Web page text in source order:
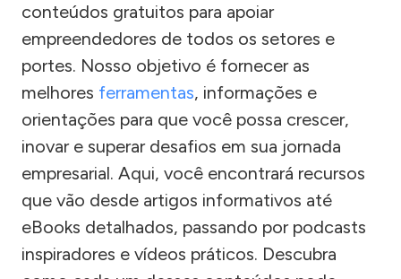
conteúdos gratuitos para apoiar
empreendedores de todos os setores e
portes. Nosso objetivo é fornecer as
melhores ferramentas, informações e
orientações para que você possa crescer,
inovar e superar desafios em sua jornada
empresarial. Aqui, você encontrará recursos
que vão desde artigos informativos até
eBooks detalhados, passando por podcasts
inspiradores e vídeos práticos. Descubra